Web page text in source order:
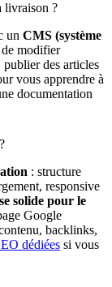
livraison ?
un CMS (système
modifier
publier des articles
vous apprendre à
documentation
: structure
responsive
solide pour le
Google
backlinks,
dédiées si vous